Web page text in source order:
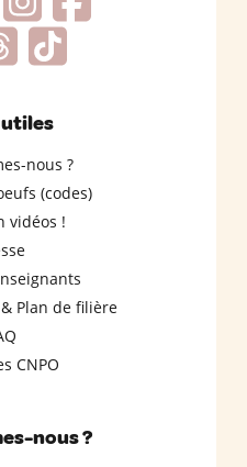
nous ?
(codes)
vidéos !
Plan de filière
CNPO
nous ?